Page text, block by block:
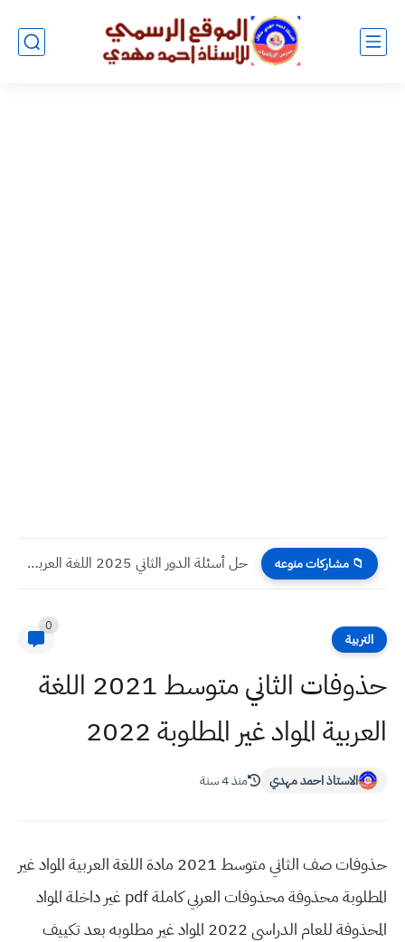
📁 مشاركات منوعه حل أسئلة الدور الثاني 2025 اللغة العربية السادس العلمي
التربية
0
حذوفات الثاني متوسط 2021 اللغة
العربية المواد غير المطلوبة 2022
الاستاذ احمد مهدي منذ 4 سنة
حذوفات صف الثاني متوسط 2021 مادة اللغة العربية المواد غير
المطلوبة محذوفة محذوفات العربي كاملة pdf غير داخلة المواد
المحذوفة للعام الدراسي 2022 المواد غير مطلوبه بعد تكييف